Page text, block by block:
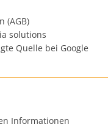
(AGB)
solutions
Quelle bei Google
Informationen